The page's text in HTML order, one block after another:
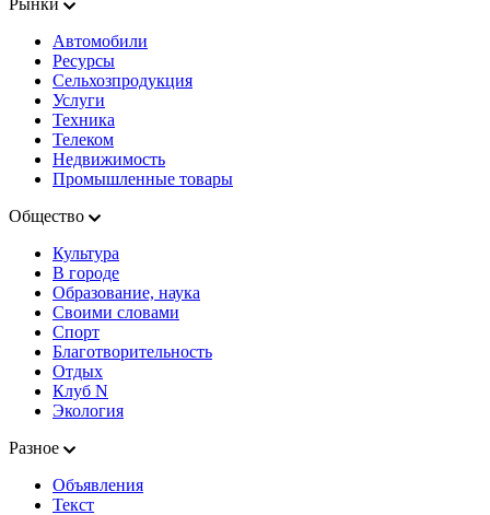
Рынки
Автомобили
Ресурсы
Сельхозпродукция
Услуги
Техника
Телеком
Недвижимость
Промышленные товары
Общество
Культура
В городе
Образование, наука
Своими словами
Спорт
Благотворительность
Отдых
Клуб N
Экология
Разное
Объявления
Текст